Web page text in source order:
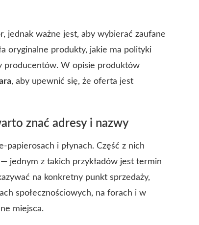
jednak ważne jest, aby wybierać zaufane
oryginalne produkty, jakie ma polityki
producentów. W opisie produktów
, aby upewnić się, że oferta jest
znać adresy i nazwy
i płynach. Część z nich
jednym z takich przykładów jest termin
na konkretny punkt sprzedaży,
społecznościowych, na forach i w
miejsca.